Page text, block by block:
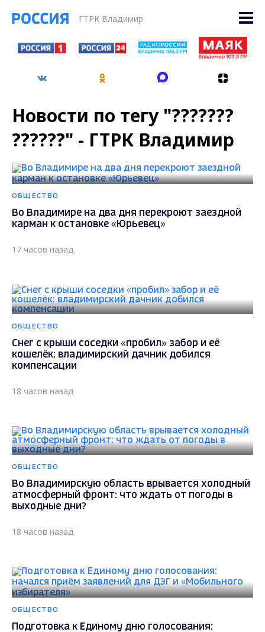
ГТРК Владимир
Новости по тегу "???????
??????" - ГТРК Владимир
ОБЩЕСТВО
Во Владимире на два дня перекроют заездной
карман к остановке «Юрьевец»
17 часов назад
ОБЩЕСТВО
Снег с крыши соседки «пробил» забор и её
кошелёк: владимирский дачник добился
компенсации
18 часов назад
ОБЩЕСТВО
Во Владимирскую область врывается холодный
атмосферный фронт: что ждать от погоды в
выходные дни?
18 часов назад
ОБЩЕСТВО
Подготовка к Единому дню голосования: